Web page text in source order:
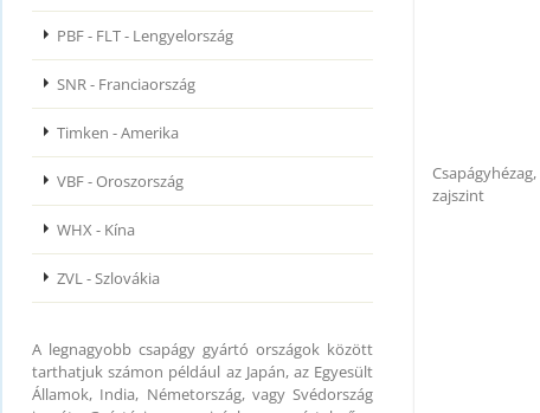
Csapágyhézag,
zajszint
PBF - FLT - Lengyelország
SNR - Franciaország
Timken - Amerika
VBF - Oroszország
WHX - Kína
ZVL - Szlovákia
A legnagyobb csapágy gyártó országok között
tarthatjuk számon például az Japán, az Egyesült
Államok, India, Németország, vagy Svédország